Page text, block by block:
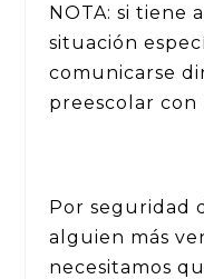
NOTA: si tiene
situación
comunicarse
preescolar con
Por seguridad
alguien más
necesitamos